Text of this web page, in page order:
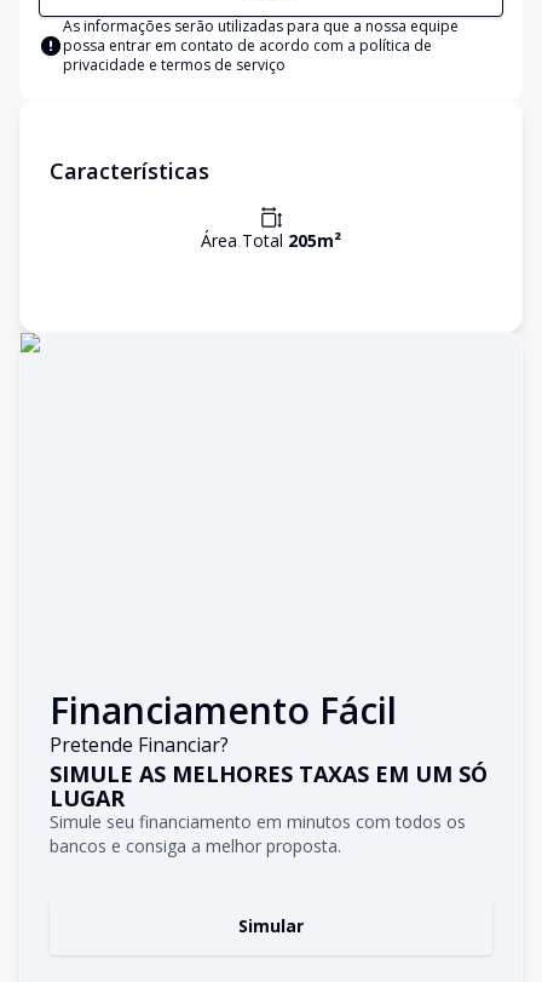
As informações serão utilizadas para que a nossa equipe
possa entrar em contato de acordo com a política de
privacidade e termos de serviço
Características
Área Total 205m²
Financiamento Fácil
Pretende Financiar?
SIMULE AS MELHORES TAXAS EM UM SÓ
LUGAR
Simule seu financiamento em minutos com todos os
bancos e consiga a melhor proposta.
Simular